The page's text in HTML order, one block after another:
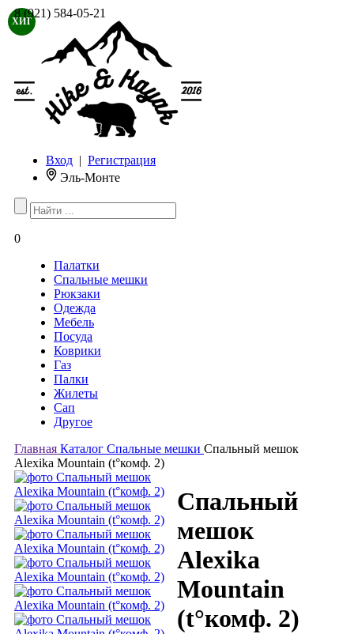
8 (921) 584-05-21
Вход | Регистрация
Эль-Монте
0
Палатки
Спальные мешки
Рюкзаки
Одежда
Мебель
Посуда
Коврики
Газ
Палки
Жилеты
Сап
Другое
Главная Каталог Спальные мешки Спальный мешок
Alexika Mountain (t°комф. 2)
ХИТ
Спальный
мешок
Alexika
Mountain
(t°комф. 2)